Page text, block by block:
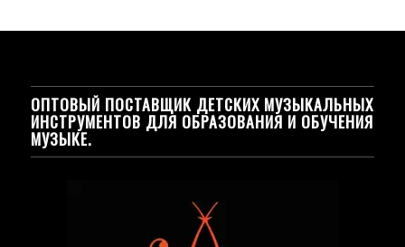
ОПТОВЫЙ ПОСТАВЩИК ДЕТСКИХ МУЗЫКАЛЬНЫХ
ИНСТРУМЕНТОВ ДЛЯ ОБРАЗОВАНИЯ И ОБУЧЕНИЯ
МУЗЫКЕ.